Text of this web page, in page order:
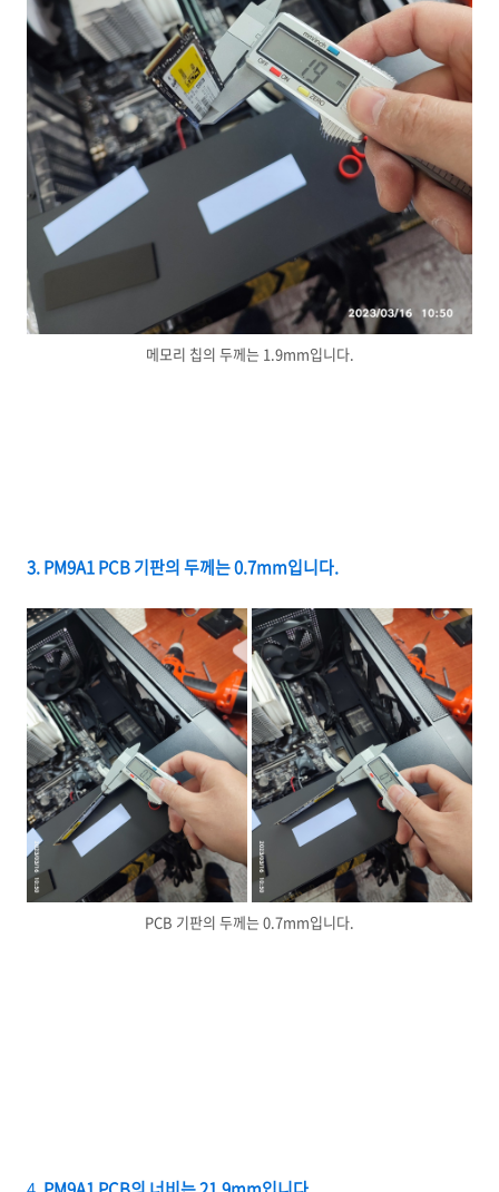
메모리 칩의 두께는 1.9mm입니다.
3. PM9A1 PCB 기판의 두께는 0.7mm입니다.
PCB 기판의 두께는 0.7mm입니다.